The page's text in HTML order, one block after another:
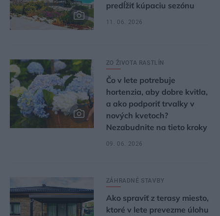
predĺžiť kúpaciu sezónu
11. 06. 2026
ZO ŽIVOTA RASTLÍN
Čo v lete potrebuje
hortenzia, aby dobre kvitla,
a ako podporiť trvalky v
nových kvetoch?
Nezabudnite na tieto kroky
09. 06. 2026
ZÁHRADNÉ STAVBY
Ako spraviť z terasy miesto,
ktoré v lete prevezme úlohu